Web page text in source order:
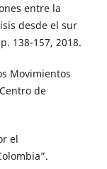
entre la
desde el sur
138-157, 2018.
Movimientos
de
el